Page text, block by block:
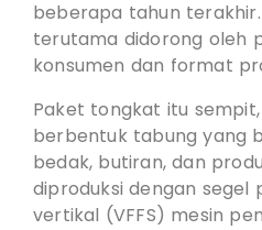
beberapa tahun
terutama didorong oleh
konsumen dan format
Paket tongkat itu
berbentuk tabung yang
bedak, butiran, dan
diproduksi dengan segel
vertikal (VFFS) mesin